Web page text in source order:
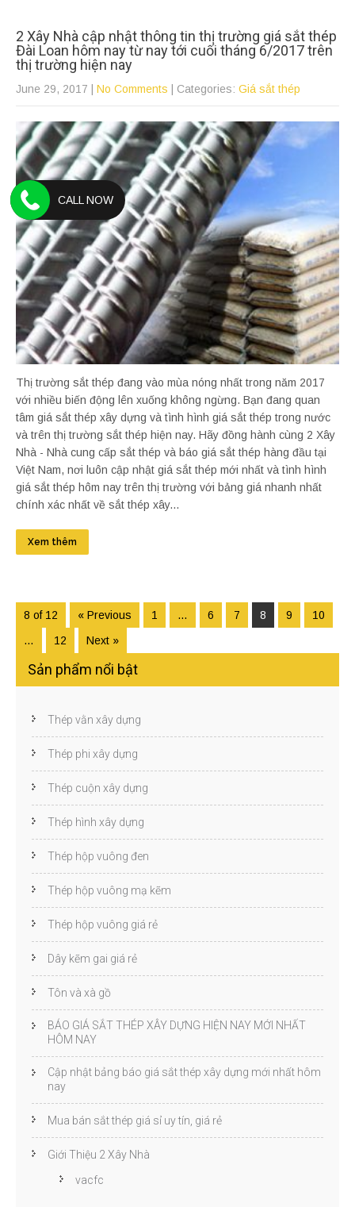
2 Xây Nhà cập nhật thông tin thị trường giá sắt thép
Đài Loan hôm nay từ nay tới cuối tháng 6/2017 trên
thị trường hiện nay
June 29, 2017 No Comments | Categories: Giá sắt thép
Thị trường sắt thép đang vào mùa nóng nhất trong năm 2017
với nhiều biến động lên xuống không ngừng. Bạn đang quan
tâm giá sắt thép xây dựng và tình hình giá sắt thép trong nước
và trên thị trường sắt thép hiện nay. Hãy đồng hành cùng 2 Xây
Nhà - Nhà cung cấp sắt thép và báo giá sắt thép hàng đầu tại
Việt Nam, nơi luôn cập nhật giá sắt thép mới nhất và tình hình
giá sắt thép hôm nay trên thị trường với bảng giá nhanh nhất
chính xác nhất về sắt thép xây...
Xem thêm
8 of 12 « Previous 1 … 6 7 8 9
10
…
12 Next »
Sản phẩm nổi bật
Thép vằn xây dựng
Thép phi xây dựng
Thép cuộn xây dựng
Thép hình xây dựng
Thép hộp vuông đen
Thép hộp vuông mạ kẽm
Thép hộp vuông giá rẻ
Dây kẽm gai giá rẻ
Tôn và xà gồ
BÁO GIÁ SẮT THÉP XÂY DỰNG HIỆN NAY MỚI NHẤT
HÔM NAY
Cập nhật bảng báo giá sắt thép xây dựng mới nhất hôm
nay
Mua bán sắt thép giá sỉ uy tín, giá rẻ
Giới Thiệu 2 Xây Nhà
vacfc
CALL NOW